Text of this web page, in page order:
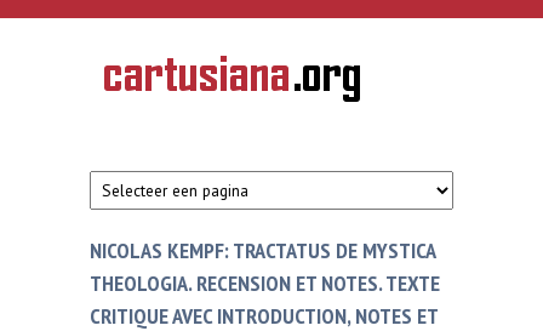
Overslaan en naar de inhoud gaan
CARTUSIANA
Geschiedenis
van de
NICOLAS KEMPF: TRACTATUS DE MYSTICA
THEOLOGIA. RECENSION ET NOTES. TEXTE
CRITIQUE AVEC INTRODUCTION, NOTES ET